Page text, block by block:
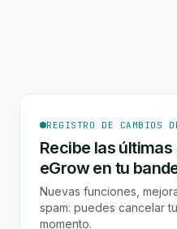
REGISTRO DE CAMBIOS
Recibe las
eGrow en tu
Nuevas funciones,
spam: puedes cancelar
momento.